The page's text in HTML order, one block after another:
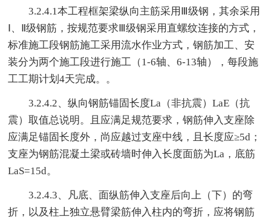
3.2.4.1本工程框架梁纵向主筋采用Ⅲ级钢，其余采用
Ⅰ、Ⅱ级钢筋，按规范要求Ⅲ级钢采用直螺纹连接的方式，
标准施工段钢筋施工采用流水作业方式，钢筋加工、安
装分为两个施工段进行施工（1-6轴、6-13轴），每段施
工工期计划4天完成。。
3.2.4.2、纵向钢筋锚固长度La（非抗震）LaE（抗
震）取值总说明。且应满足规范要求，钢筋伸入支座除
应满足锚固长度外，尚应越过支座中线，且长度应≥5d；
支座为钢筋混凝土梁或砖墙时伸入长度面筋为La，底筋
LaS=15d。
3.2.4.3、凡底、面纵筋伸入支座后向上（下）的弯
折，以及柱上独立悬臂梁筋伸入柱内的弯折，应将钢筋